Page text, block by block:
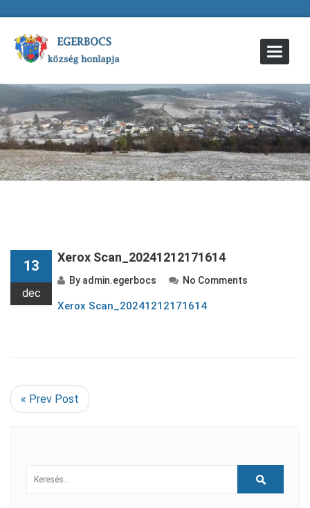
Toggle
13
dec
Xerox Scan_20241212171614
By admin.egerbocs No Comments
Xerox Scan_20241212171614
« Prev Post